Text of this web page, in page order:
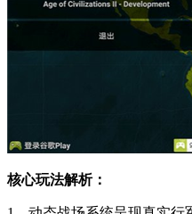
核心玩法解析：